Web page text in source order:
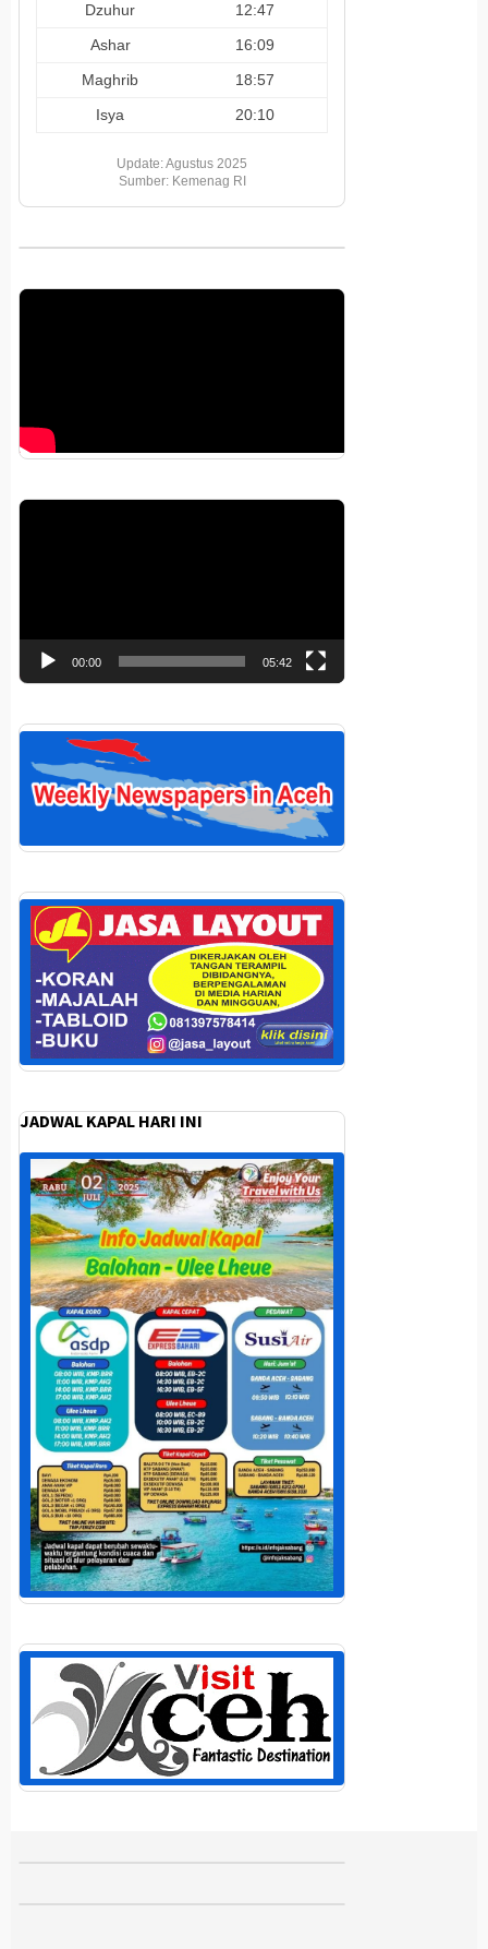
Dzuhur
12:47
Ashar
16:09
Maghrib
18:57
Isya
20:10
Update: Agustus 2025
Sumber: Kemenag RI
Pemutar
00:00 05:42
JADWAL KAPAL HARI INI